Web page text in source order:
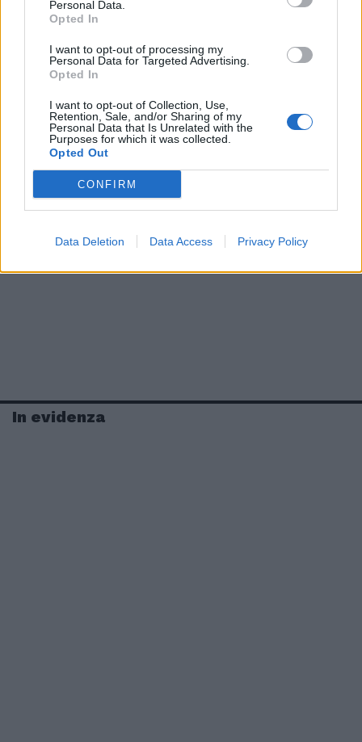
Personal Data.
Opted In
I want to opt-out of processing my
Personal Data for Targeted Advertising.
Opted In
I want to opt-out of Collection, Use,
Retention, Sale, and/or Sharing of my
Personal Data that Is Unrelated with the
Purposes for which it was collected.
Opted Out
CONFIRM
Data Deletion Data Access Privacy Policy
In evidenza